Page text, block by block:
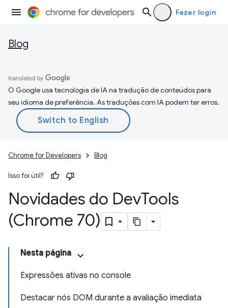
Fazer login
Blog
O Google usa tecnologia de IA na tradução de conteúdos para
seu idioma de preferência. As traduções com IA podem ter erros.
Chrome for Developers Blog
Isso foi útil?
Novidades do DevTools
(Chrome 70)
Nesta página
Expressões ativas no console
Destacar nós DOM durante a avaliação imediata